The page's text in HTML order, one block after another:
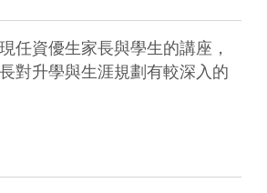
任資優生家長與學生的講座，
對升學與生涯規劃有較深入的